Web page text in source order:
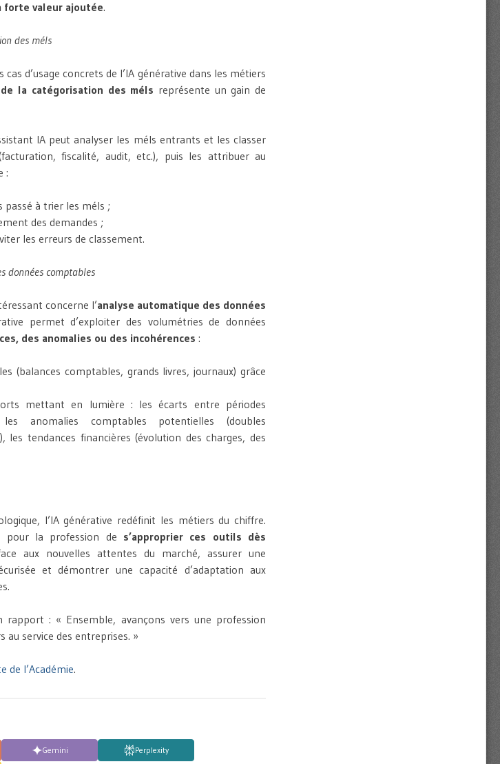
forte valeur ajoutée.
des méls
d’usage concrets de l’IA générative dans les métiers
la catégorisation des méls représente un gain de
IA peut analyser les méls entrants et les classer
fiscalité, audit, etc.), puis les attribuer au
:
à trier les méls ;
des demandes ;
les erreurs de classement.
données comptables
concerne l’analyse automatique des données
permet d’exploiter des volumétries de données
des anomalies ou des incohérences :
(balances comptables, grands livres, journaux) grâce
mettant en lumière : les écarts entre périodes
anomalies comptables potentielles (doubles
les tendances financières (évolution des charges, des
l’IA générative redéfinit les métiers du chiffre.
pour la profession de s’approprier ces outils dès
aux nouvelles attentes du marché, assurer une
et démontrer une capacité d’adaptation aux
rapport : « Ensemble, avançons vers une profession
service des entreprises. »
de l’Académie.
Gemini Perplexity